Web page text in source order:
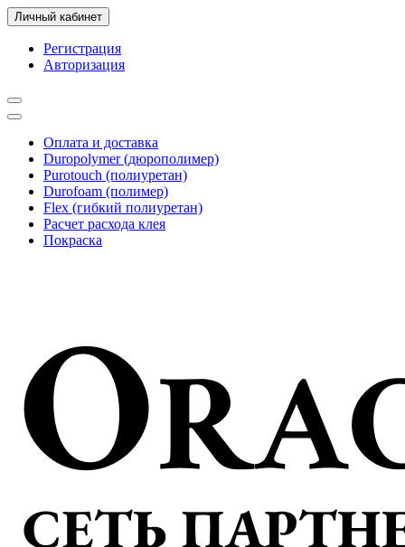
Личный кабинет
Регистрация
Авторизация
Оплата и доставка
Duropolymer (дюрополимер)
Purotouch (полиуретан)
Durofoam (полимер)
Flex (гибкий полиуретан)
Расчет расхода клея
Покраска